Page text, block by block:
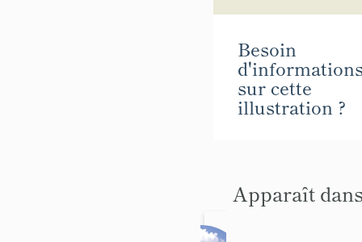
Besoin
sur cette
illustration ?
Apparaît